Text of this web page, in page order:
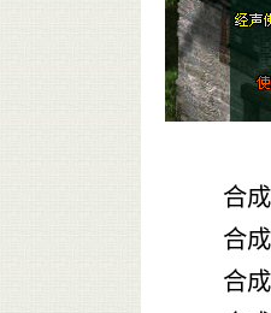
合成
合成
合成材